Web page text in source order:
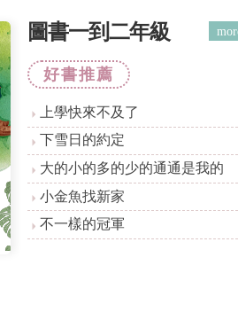
圖書一到二年級
好書推薦
上學快來不及了
下雪日的約定
大的小的多的少的通通是我的
小金魚找新家
不一樣的冠軍